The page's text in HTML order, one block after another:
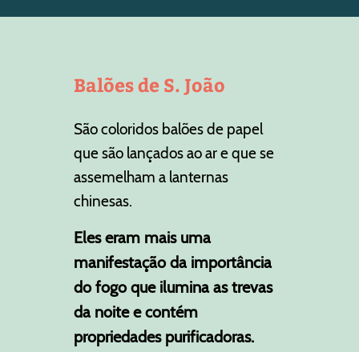
Balões de S. João
São coloridos balões de papel
que são lançados ao ar e que se
assemelham a lanternas
chinesas.
Eles eram mais uma
manifestação da importância
do fogo que ilumina as trevas
da noite e contém
propriedades purificadoras.